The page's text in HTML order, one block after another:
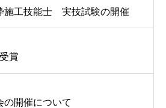
施工技能士 実技試験の開催
賞
の開催について